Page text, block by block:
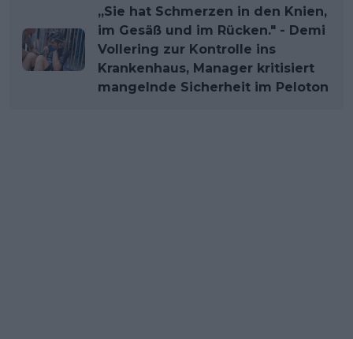
„Sie hat Schmerzen in den Knien,
im Gesäß und im Rücken." - Demi
Vollering zur Kontrolle ins
Krankenhaus, Manager kritisiert
mangelnde Sicherheit im Peloton